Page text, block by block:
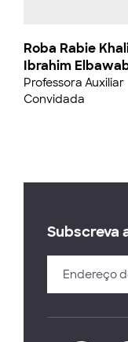
Roba Rabie
Ibrahim
Professora Auxiliar
Convidada
Subscreva